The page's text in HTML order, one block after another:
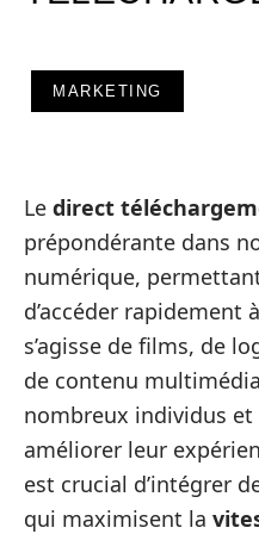
MARKETING
Le direct
prépondérante dans
numérique,
d’accéder rapidement
s’agisse de films, de
de contenu
nombreux individus
améliorer leur
est crucial d’intégrer
qui maximisent la